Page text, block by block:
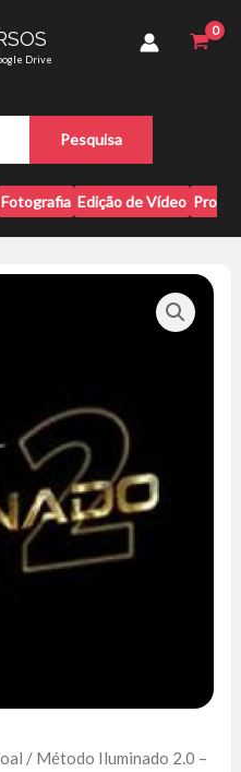
Drive
Pesquisa
Fotografia Edição de Vídeo
/ Método Iluminado 2.0 –